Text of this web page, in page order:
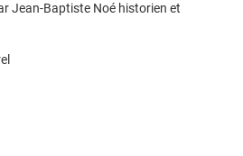
Jean-Baptiste Noé historien et